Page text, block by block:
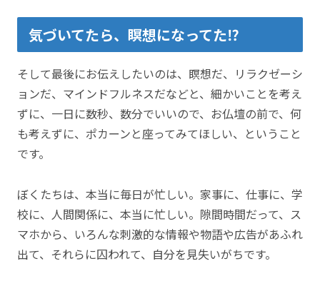
気づいてたら、瞑想になってた⁉
そして最後にお伝えしたいのは、瞑想だ、リラクゼーシ
ョンだ、マインドフルネスだなどと、細かいことを考え
ずに、一日に数秒、数分でいいので、お仏壇の前で、何
も考えずに、ポカーンと座ってみてほしい、ということ
です。
ぼくたちは、本当に毎日が忙しい。家事に、仕事に、学
校に、人間関係に、本当に忙しい。隙間時間だって、ス
マホから、いろんな刺激的な情報や物語や広告があふれ
出て、それらに囚われて、自分を見失いがちです。